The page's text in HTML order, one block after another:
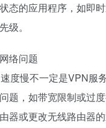
态的应用程序，如即
级。
络问题
度慢不一定是VPN服
题，如带宽限制或过度
器或更改无线路由器